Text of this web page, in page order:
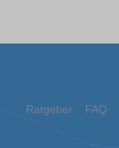
Ratgeber FAQ